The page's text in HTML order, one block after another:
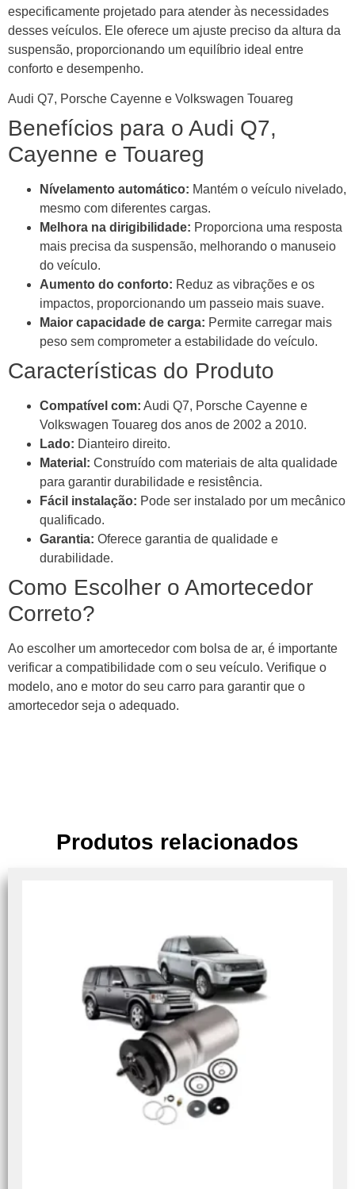
especificamente projetado para atender às necessidades
desses veículos. Ele oferece um ajuste preciso da altura da
suspensão, proporcionando um equilíbrio ideal entre
conforto e desempenho.
Audi Q7, Porsche Cayenne e Volkswagen Touareg
Benefícios para o Audi Q7,
Cayenne e Touareg
Nívelamento automático: Mantém o veículo nivelado,
mesmo com diferentes cargas.
Melhora na dirigibilidade: Proporciona uma resposta
mais precisa da suspensão, melhorando o manuseio
do veículo.
Aumento do conforto: Reduz as vibrações e os
impactos, proporcionando um passeio mais suave.
Maior capacidade de carga: Permite carregar mais
peso sem comprometer a estabilidade do veículo.
Características do Produto
Compatível com: Audi Q7, Porsche Cayenne e
Volkswagen Touareg dos anos de 2002 a 2010.
Lado: Dianteiro direito.
Material: Construído com materiais de alta qualidade
para garantir durabilidade e resistência.
Fácil instalação: Pode ser instalado por um mecânico
qualificado.
Garantia: Oferece garantia de qualidade e
durabilidade.
Como Escolher o Amortecedor
Correto?
Ao escolher um amortecedor com bolsa de ar, é importante
verificar a compatibilidade com o seu veículo. Verifique o
modelo, ano e motor do seu carro para garantir que o
amortecedor seja o adequado.
Produtos relacionados